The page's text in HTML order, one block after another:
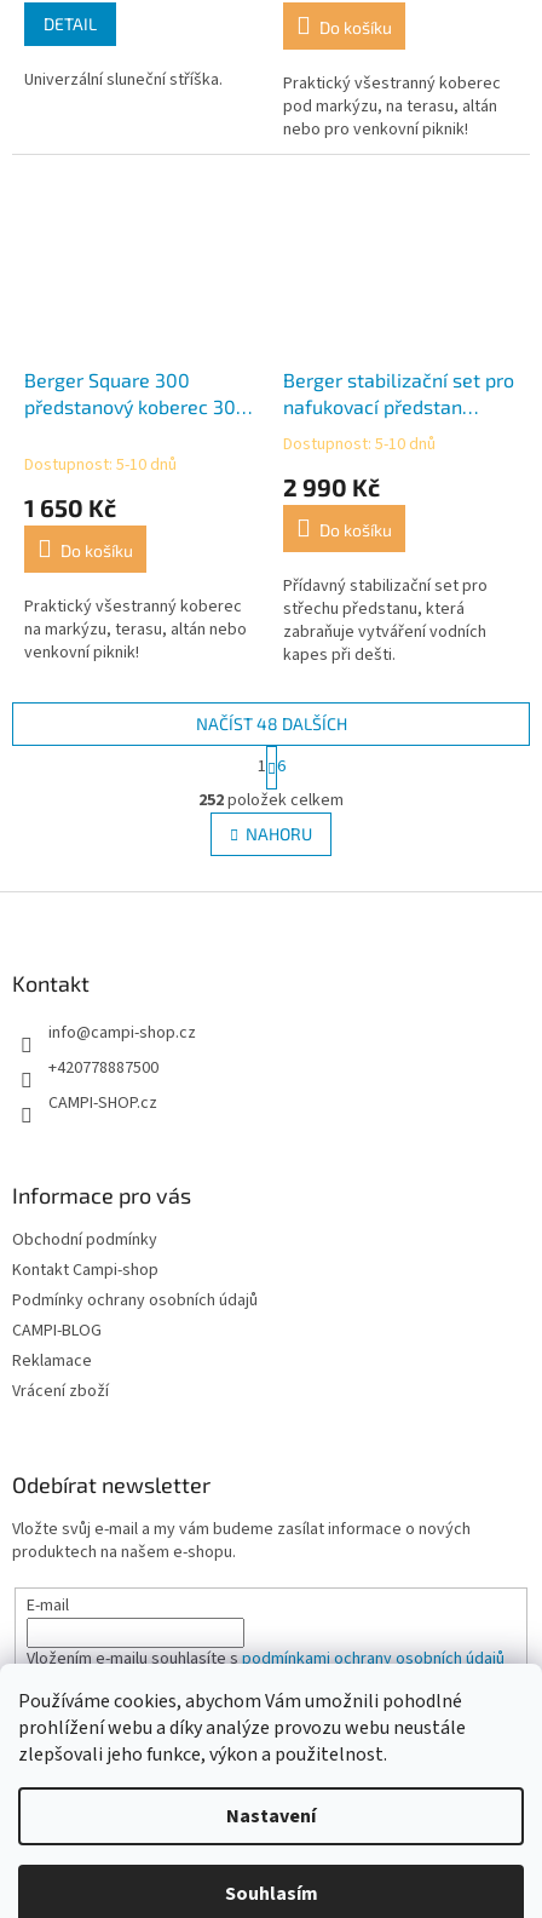
Používáme cookies, abychom Vám umožnili pohodlné
prohlížení webu a díky analýze provozu webu neustále
zlepšovali jeho funkce, výkon a použitelnost.
Nastavení
Souhlasím
Vážení zákazníci, pokud na eshopu nenajdete žádanou položku,
DETAIL
Univerzální sluneční stříška.
Do košíku
Praktický všestranný koberec
pod markýzu, na terasu, altán
nebo pro venkovní piknik!
Berger Square 300
předstanový koberec 300
Dostupnost: 5-10 dnů
1 650 Kč
Do košíku
Praktický všestranný koberec
na markýzu, terasu, altán nebo
venkovní piknik!
Berger stabilizační set pro
nafukovací předstan
Sirmione-L 400
Průměrné
produktu
5,0
5
hvězdiček.
Dostupnost: 5-10 dnů
2 990 Kč
Do košíku
Přídavný stabilizační set pro
střechu předstanu, která
zabraňuje vytváření vodních
kapes při dešti.
O
v
l
á
NAČÍST 48 DALŠÍCH
S
t
r
á
n
k
v
1 6
252položek celkem
NAHORU
Kontakt
info@campi-shop.cz
+420778887500
CAMPI-SHOP.cz
Informace pro vás
Obchodní podmínky
Kontakt Campi-shop
Podmínky ochrany osobních údajů
CAMPI-BLOG
Reklamace
Vrácení zboží
Odebírat newsletter
Vložte svůj e-mail a my vám budeme zasílat informace o nových
produktech na našem e-shopu.
E-mail
Vložením e-mailu souhlasíte spodmínkami ochrany osobních údajů
PŘIHLÁSIT SE
Vytvořil Shoptet
CAMPI-SHOP.cz. Všechna práva vyhrazena.